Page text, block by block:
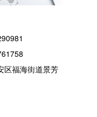
区福海街道景芳